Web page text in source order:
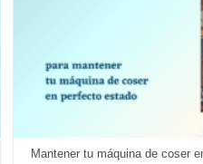
Mantener tu máquina de coser